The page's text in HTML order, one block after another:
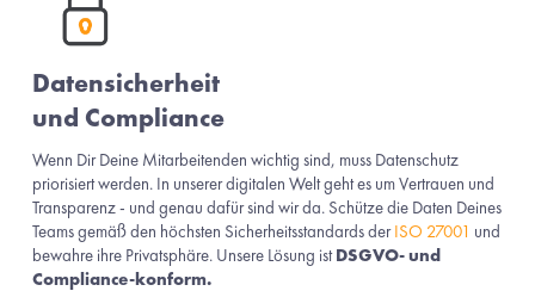
Datensicherheit
und Compliance
Wenn Dir Deine Mitarbeitenden wichtig sind, muss Datenschutz
priorisiert werden. In unserer digitalen Welt geht es um Vertrauen und
Transparenz - und genau dafür sind wir da. Schütze die Daten Deines
Teams gemäß den höchsten Sicherheitsstandards der ISO 27001 und
bewahre ihre Privatsphäre. Unsere Lösung ist DSGVO- und
Compliance-konform.